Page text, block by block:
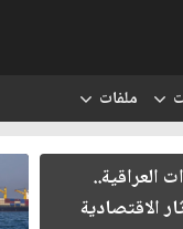
ملفات
العراقية..
الاقتصادية